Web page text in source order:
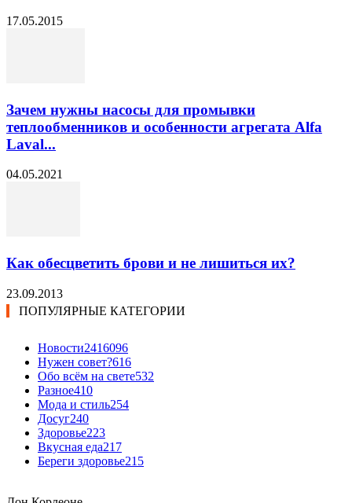
17.05.2015
Зачем нужны насосы для промывки
теплообменников и особенности агрегата Alfa
Laval...
04.05.2021
Как обесцветить брови и не лишиться их?
23.09.2013
ПОПУЛЯРНЫЕ КАТЕГОРИИ
Новости2416096
Нужен совет?616
Обо всём на свете532
Разное410
Мода и стиль254
Досуг240
Здоровье223
Вкусная еда217
Береги здоровье215